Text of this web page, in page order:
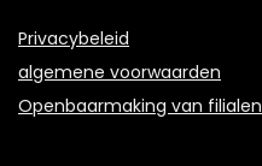
Privacybeleid
algemene voorwaarden
Openbaarmaking van filialen